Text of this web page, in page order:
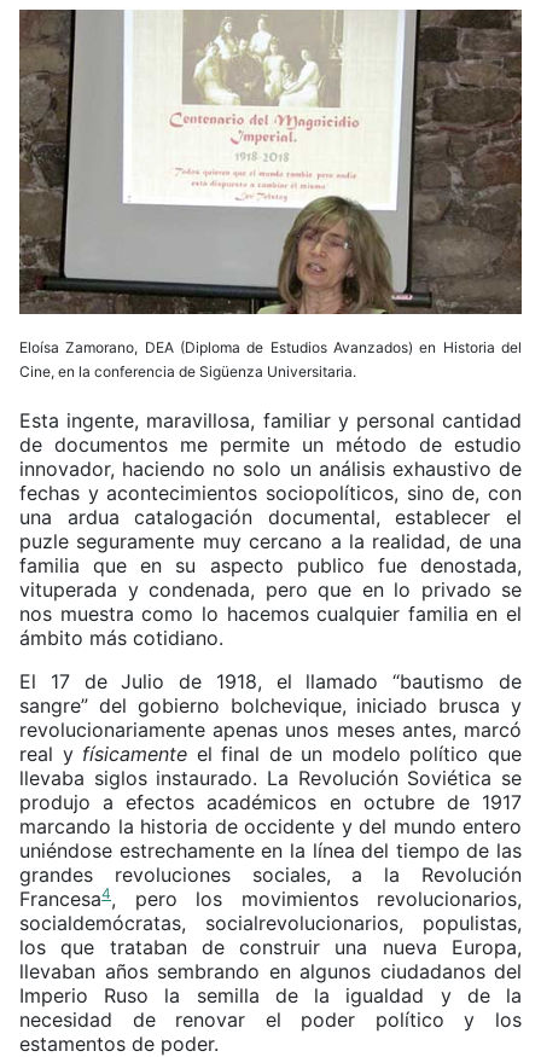
Eloísa Zamorano, DEA (Diploma de Estudios Avanzados) en Historia del
Cine, en la conferencia de Sigüenza Universitaria.
Esta ingente, maravillosa, familiar y personal cantidad
de documentos me permite un método de estudio
innovador, haciendo no solo un análisis exhaustivo de
fechas y acontecimientos sociopolíticos, sino de, con
una ardua catalogación documental, establecer el
puzle seguramente muy cercano a la realidad, de una
familia que en su aspecto publico fue denostada,
vituperada y condenada, pero que en lo privado se
nos muestra como lo hacemos cualquier familia en el
ámbito más cotidiano.
El 17 de Julio de 1918, el llamado “bautismo de
sangre” del gobierno bolchevique, iniciado brusca y
revolucionariamente apenas unos meses antes, marcó
real y físicamente el final de un modelo político que
llevaba siglos instaurado. La Revolución Soviética se
produjo a efectos académicos en octubre de 1917
marcando la historia de occidente y del mundo entero
uniéndose estrechamente en la línea del tiempo de las
grandes revoluciones sociales, a la Revolución
Francesa4, pero los movimientos revolucionarios,
socialdemócratas, socialrevolucionarios, populistas,
los que trataban de construir una nueva Europa,
llevaban años sembrando en algunos ciudadanos del
Imperio Ruso la semilla de la igualdad y de la
necesidad de renovar el poder político y los
estamentos de poder.